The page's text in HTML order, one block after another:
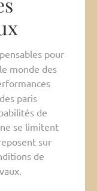
pour
monde des
paris
de
se limitent
sur
de